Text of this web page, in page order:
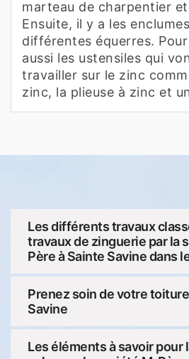
marteau de charpentier
Ensuite, il y a les
différentes équerres.
aussi les ustensiles qui
travailler sur le zinc
zinc, la plieuse à zinc et
Les différents travaux
travaux de zinguerie par la
Père à Sainte Savine dans
Prenez soin de votre
Savine
Les éléments à savoir pour